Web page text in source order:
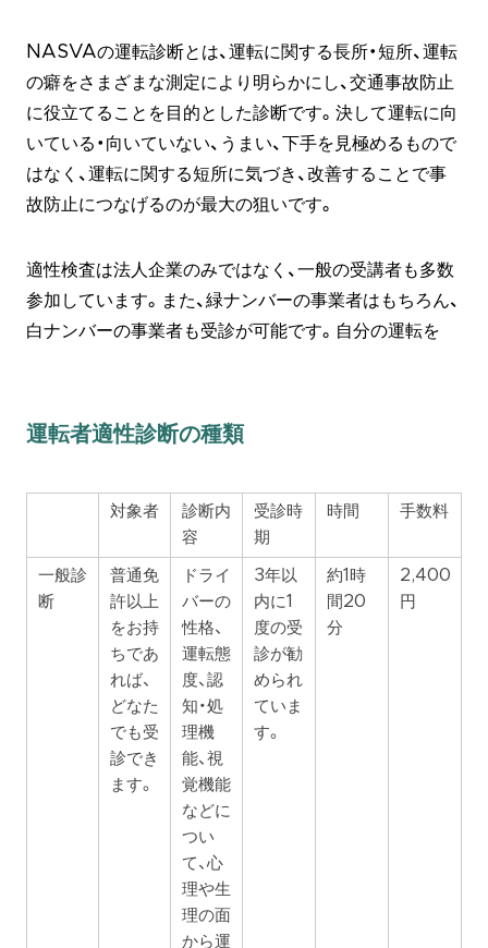
NASVAの運転診断とは、運転に関する長所・短所、運転
の癖をさまざまな測定により明らかにし、交通事故防止
に役立てることを目的とした診断です。決して運転に向
いている・向いていない、うまい、下手を見極めるもので
はなく、運転に関する短所に気づき、改善することで事
故防止につなげるのが最大の狙いです。
適性検査は法人企業のみではなく、一般の受講者も多数
参加しています。また、緑ナンバーの事業者はもちろん、
白ナンバーの事業者も受診が可能です。自分の運転を
運転者適性診断の種類
対象者
診断内
容
受診時
期
時間 手数料
一般診
断
普通免
許以上
をお持
ちであ
れば、
どなた
でも受
診でき
ます。
ドライ
バーの
性格、
運転態
度、認
知・処
理機
能、視
覚機能
などに
つい
て、心
理や生
理の面
から運
3年以
内に1
度の受
診が勧
められ
ていま
す。
約1時
間20
分
2,400
円